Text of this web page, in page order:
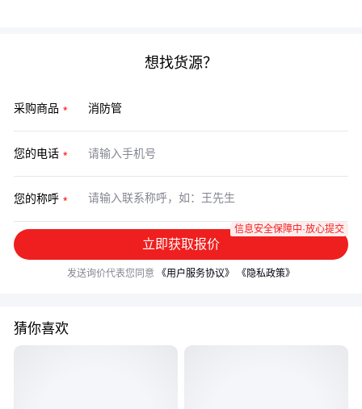
想找货源？
采购商品
您的电话
您的称呼
立即获取报价
信息安全保障中·放心提交
发送询价代表您同意 《用户服务协议》 《隐私政策》
猜你喜欢